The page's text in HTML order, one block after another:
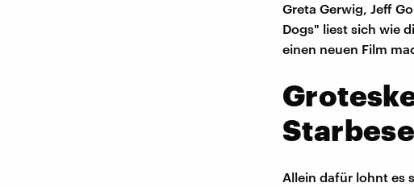
Greta Gerwig, Jeff
Dogs" liest sich wie
einen neuen Film
Allein dafür lohnt es